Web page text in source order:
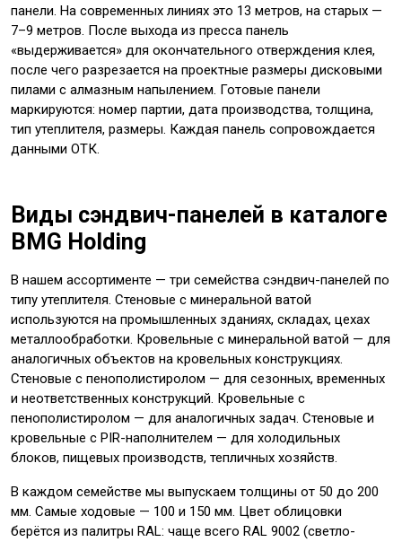
панели. На современных линиях это 13 метров, на старых —
7–9 метров. После выхода из пресса панель
«выдерживается» для окончательного отверждения клея,
после чего разрезается на проектные размеры дисковыми
пилами с алмазным напылением. Готовые панели
маркируются: номер партии, дата производства, толщина,
тип утеплителя, размеры. Каждая панель сопровождается
данными ОТК.
Виды сэндвич-панелей в каталоге
BMG Holding
В нашем ассортименте — три семейства сэндвич-панелей по
типу утеплителя. Стеновые с минеральной ватой
используются на промышленных зданиях, складах, цехах
металлообработки. Кровельные с минеральной ватой — для
аналогичных объектов на кровельных конструкциях.
Стеновые с пенополистиролом — для сезонных, временных
и неответственных конструкций. Кровельные с
пенополистиролом — для аналогичных задач. Стеновые и
кровельные с PIR-наполнителем — для холодильных
блоков, пищевых производств, тепличных хозяйств.
В каждом семействе мы выпускаем толщины от 50 до 200
мм. Самые ходовые — 100 и 150 мм. Цвет облицовки
берётся из палитры RAL: чаще всего RAL 9002 (светло-